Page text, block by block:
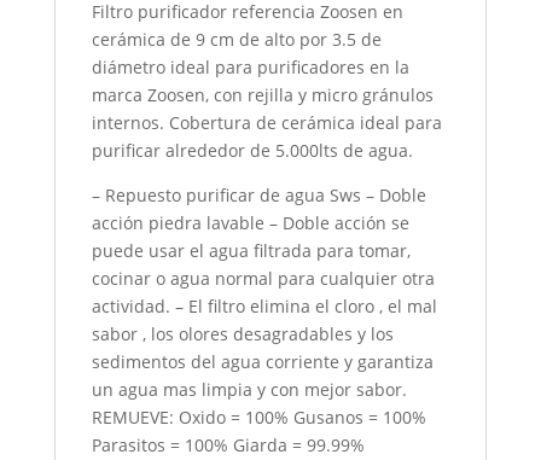
Filtro purificador referencia Zoosen en
cerámica de 9 cm de alto por 3.5 de
diámetro ideal para purificadores en la
marca Zoosen, con rejilla y micro gránulos
internos. Cobertura de cerámica ideal para
purificar alrededor de 5.000lts de agua.
– Repuesto purificar de agua Sws – Doble
acción piedra lavable – Doble acción se
puede usar el agua filtrada para tomar,
cocinar o agua normal para cualquier otra
actividad. – El filtro elimina el cloro , el mal
sabor , los olores desagradables y los
sedimentos del agua corriente y garantiza
un agua mas limpia y con mejor sabor.
REMUEVE: Oxido = 100% Gusanos = 100%
Parasitos = 100% Giarda = 99.99%